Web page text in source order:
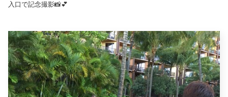
入口で記念撮影📸💕